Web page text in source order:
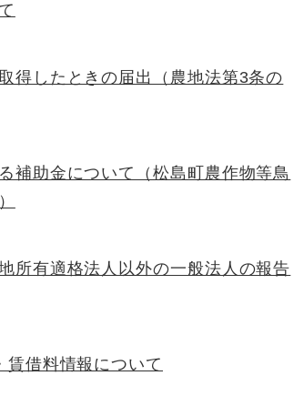
得したときの届出（農地法第3条の
補助金について（松島町農作物等鳥
所有適格法人以外の一般法人の報告
借料情報について